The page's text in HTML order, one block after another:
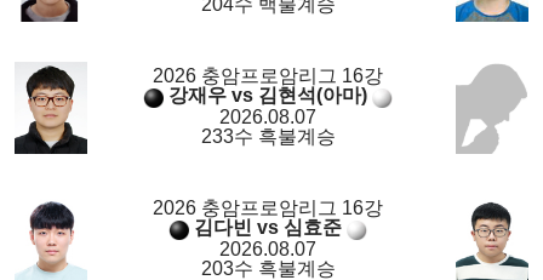
204수 백불계승
2026 충암프로암리그 16강
강재우 vs 김현석(아마)
2026.08.07
233수 흑불계승
2026 충암프로암리그 16강
김다빈 vs 심효준
2026.08.07
203수 흑불계승